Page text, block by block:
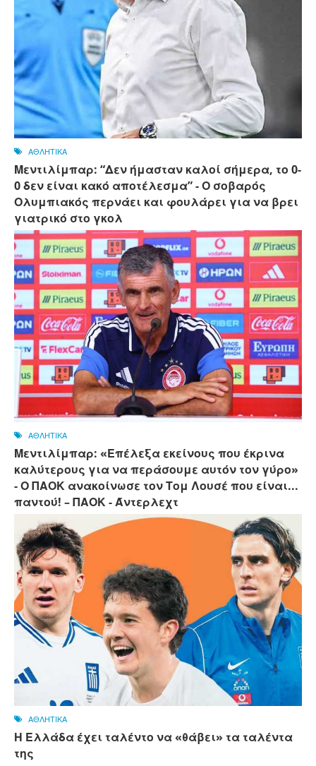
ΑΘΛΗΤΙΚΑ
Μεντιλίμπαρ: “Δεν ήμασταν καλοί σήμερα, το 0-
0 δεν είναι κακό αποτέλεσμα” - Ο σοβαρός
Ολυμπιακός περνάει και φουλάρει για να βρει
γιατρικό στο γκολ
ΑΘΛΗΤΙΚΑ
Μεντιλίμπαρ: «Επέλεξα εκείνους που έκρινα
καλύτερους για να περάσουμε αυτόν τον γύρο»
- Ο ΠΑΟΚ ανακοίνωσε τον Τομ Λουσέ που είναι...
παντού! – ΠΑΟΚ - Άντερλεχτ
ΑΘΛΗΤΙΚΑ
Η Ελλάδα έχει ταλέντο να «θάβει» τα ταλέντα
της